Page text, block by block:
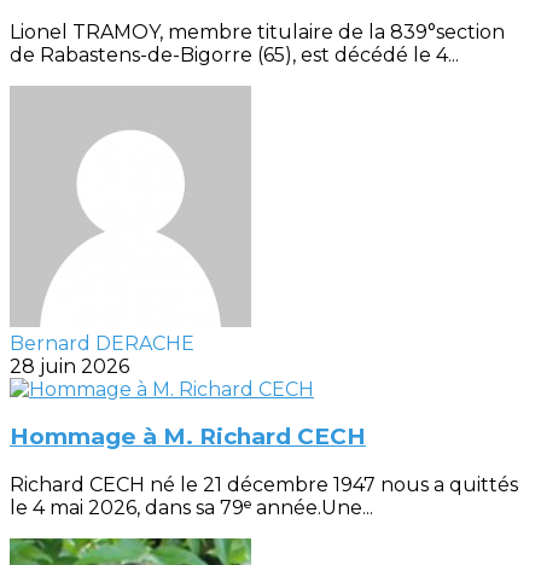
Lionel TRAMOY, membre titulaire de la 839°section
de Rabastens-de-Bigorre (65), est décédé le 4...
Bernard DERACHE
28 juin 2026
Hommage à M. Richard CECH
Richard CECH né le 21 décembre 1947 nous a quittés
le 4 mai 2026, dans sa 79ᵉ année.Une...